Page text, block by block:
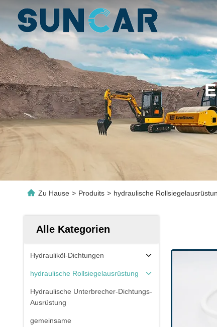
Zu Hause > Produits > hydraulische
Alle Kategorien
Hydrauliköl-Dichtungen
hydraulische Rollsiegelausrüstung
Hydraulische Unterbrecher-Dichtungs-
Ausrüstung
gemeinsame